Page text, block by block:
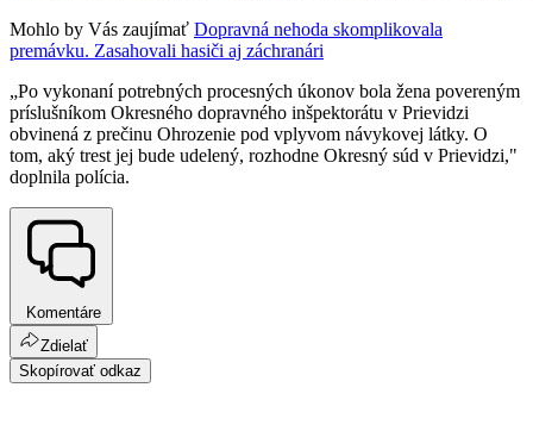
Mohlo by Vás zaujímať Dopravná nehoda skomplikovala
premávku. Zasahovali hasiči aj záchranári
„Po vykonaní potrebných procesných úkonov bola žena povereným
príslušníkom Okresného dopravného inšpektorátu v Prievidzi
obvinená z prečinu Ohrozenie pod vplyvom návykovej látky. O
tom, aký trest jej bude udelený, rozhodne Okresný súd v Prievidzi,"
doplnila polícia.
Komentáre
Zdielať
Skopírovať odkaz